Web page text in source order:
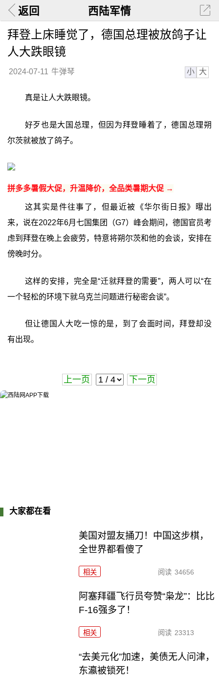
返回 西陆军情
拜登上床睡觉了，德国总理被放鸽子让
人大跌眼镜
2024-07-11 牛弹琴 小 大
真是让人大跌眼镜。
好歹也是大国总理，但因为拜登睡着了，德国总理朔
尔茨就被放了鸽子。
拼多多暑假大促，升温降价，全品类暑期大促 →
这其实是件往事了，但最近被《华尔街日报》曝出
来，说在2022年6月七国集团（G7）峰会期间，德国官员考
虑到拜登在晚上会疲劳，特意将朔尔茨和他的会谈，安排在
傍晚时分。
这样的安排，完全是“迁就拜登的需要”，两人可以“在
一个轻松的环境下就乌克兰问题进行秘密会谈”。
但让德国人大吃一惊的是，到了会面时间，拜登却没
有出现。
上一页 下一页
大家都在看
美国对盟友捅刀！中国这步棋，
全世界都看傻了
相关 阅读 34656
阿塞拜疆飞行员夸赞“枭龙”：比比
F-16强多了！
相关 阅读 23313
“去美元化”加速，美债无人问津，
东瀛被锁死！